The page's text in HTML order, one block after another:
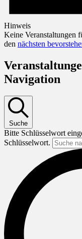
Hinweis
Keine Veranstaltungen
den nächsten
Navigation
Suche
Bitte Schlüsselwort
Schlüsselwort.